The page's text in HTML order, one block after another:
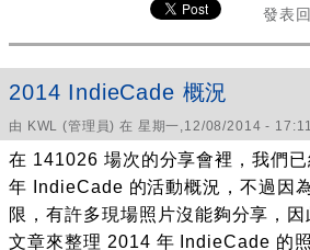
發表
2014 IndieCade 概況
由 KWL (管理員) 在 星期一,12/08/2014 -
在 141026 場次的分享會裡，我們
年 IndieCade 的活動概況，不過因
限，有許多現場照片沒能夠分享，
文章來整理 2014 年 IndieCade 的